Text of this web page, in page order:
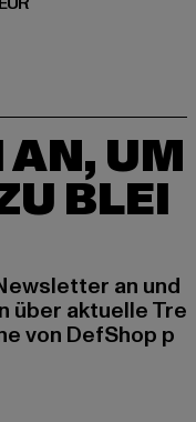
AN, UM
BLEI
an und
über aktuelle Tre
von DefShop p